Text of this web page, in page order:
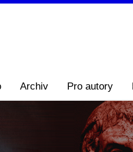
Archiv Pro autory